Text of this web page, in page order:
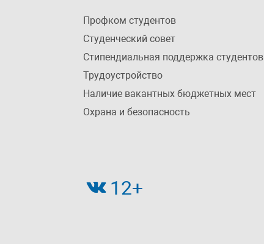
Профком студентов
Студенческий совет
Стипендиальная поддержка студентов
Трудоустройство
Наличие вакантных бюджетных мест
Охрана и безопасность
12+